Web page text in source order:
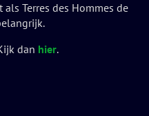
Terres des Hommes de
dan hier.